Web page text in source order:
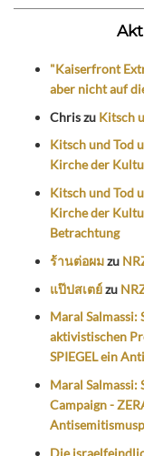
"Kaiserfront
aber nicht auf
Chriszu Kitsch
Kitsch und Tod
Kirche der
Kitsch und Tod
Kirche der
Betrachtung
ร้านต่อผมzu
แป๊ปสเตย์zu
Maral Salmassi:
aktivistischen
SPIEGEL ein
Maral
Campaign -
Die